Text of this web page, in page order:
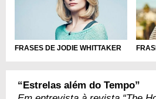
FRASES DE JODIE WHITTAKER
“Estrelas além do Tempo”